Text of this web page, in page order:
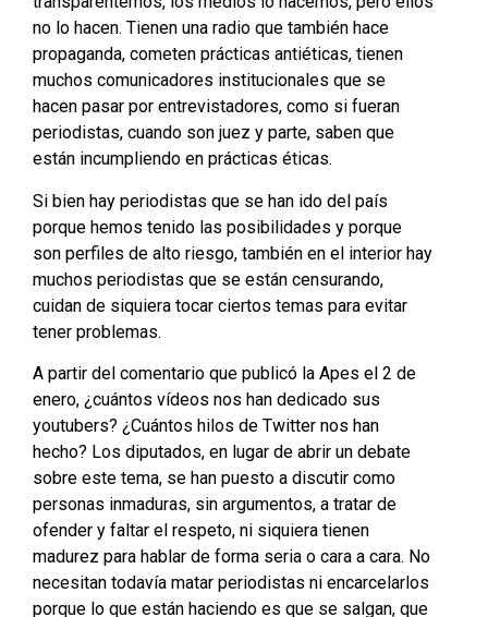
no lo hacen. Tienen una radio que también hace
propaganda, cometen prácticas antiéticas, tienen
muchos comunicadores institucionales que se
hacen pasar por entrevistadores, como si fueran
periodistas, cuando son juez y parte, saben que
están incumpliendo en prácticas éticas.
Si bien hay periodistas que se han ido del país
porque hemos tenido las posibilidades y porque
son perfiles de alto riesgo, también en el interior hay
muchos periodistas que se están censurando,
cuidan de siquiera tocar ciertos temas para evitar
tener problemas.
A partir del comentario que publicó la Apes el 2 de
enero, ¿cuántos vídeos nos han dedicado sus
youtubers? ¿Cuántos hilos de Twitter nos han
hecho? Los diputados, en lugar de abrir un debate
sobre este tema, se han puesto a discutir como
personas inmaduras, sin argumentos, a tratar de
ofender y faltar el respeto, ni siquiera tienen
madurez para hablar de forma seria o cara a cara. No
necesitan todavía matar periodistas ni encarcelarlos
porque lo que están haciendo es que se salgan, que